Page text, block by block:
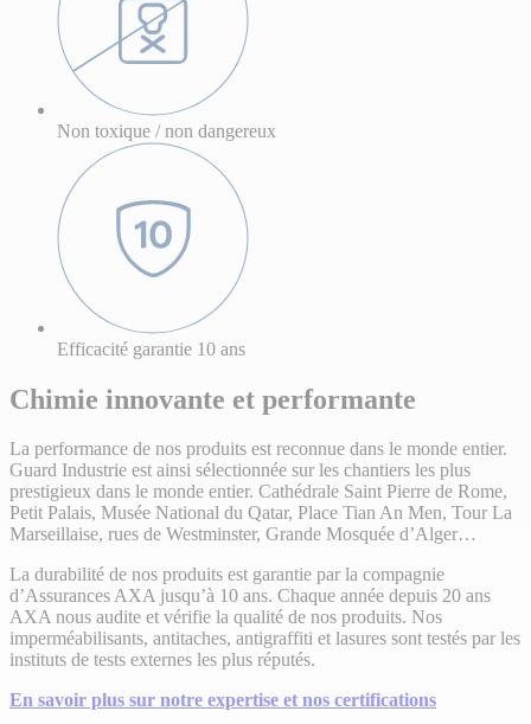
Non toxique / non dangereux
Efficacité garantie 10 ans
Chimie innovante et performante
La performance de nos produits est reconnue dans le monde entier.
Guard Industrie est ainsi sélectionnée sur les chantiers les plus
prestigieux dans le monde entier. Cathédrale Saint Pierre de Rome,
Petit Palais, Musée National du Qatar, Place Tian An Men, Tour La
Marseillaise, rues de Westminster, Grande Mosquée d’Alger…
La durabilité de nos produits est garantie par la compagnie
d’Assurances AXA jusqu’à 10 ans. Chaque année depuis 20 ans
AXA nous audite et vérifie la qualité de nos produits. Nos
imperméabilisants, antitaches, antigraffiti et lasures sont testés par les
instituts de tests externes les plus réputés.
En savoir plus sur notre expertise et nos certifications